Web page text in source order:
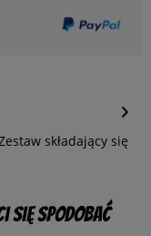
składający się
się spodobać